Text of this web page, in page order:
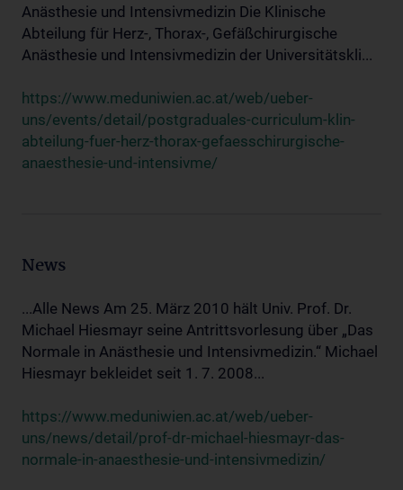
Anästhesie und Intensivmedizin Die Klinische
Abteilung für Herz-, Thorax-, Gefäßchirurgische
Anästhesie und Intensivmedizin der Universitätskli...
https://www.meduniwien.ac.at/web/ueber-
uns/events/detail/postgraduales-curriculum-klin-
abteilung-fuer-herz-thorax-gefaesschirurgische-
anaesthesie-und-intensivme/
News
...Alle News Am 25. März 2010 hält Univ. Prof. Dr.
Michael Hiesmayr seine Antrittsvorlesung über „Das
Normale in Anästhesie und Intensivmedizin.“ Michael
Hiesmayr bekleidet seit 1. 7. 2008...
https://www.meduniwien.ac.at/web/ueber-
uns/news/detail/prof-dr-michael-hiesmayr-das-
normale-in-anaesthesie-und-intensivmedizin/